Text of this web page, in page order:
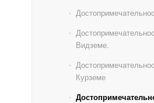
Видземе.
Курземе